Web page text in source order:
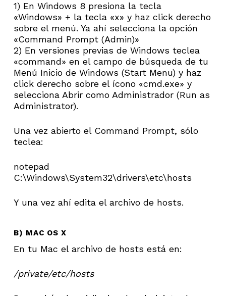
1) En Windows 8 presiona la tecla
«Windows» + la tecla «x» y haz click derecho
sobre el menú. Ya ahí selecciona la opción
«Command Prompt (Admin)»
2) En versiones previas de Windows teclea
«command» en el campo de búsqueda de tu
Menú Inicio de Windows (Start Menu) y haz
click derecho sobre el ícono «cmd.exe» y
selecciona Abrir como Administrador (Run as
Administrator).
Una vez abierto el Command Prompt, sólo
teclea:
notepad
C:\Windows\System32\drivers\etc\hosts
Y una vez ahí edita el archivo de hosts.
B) MAC OS X
En tu Mac el archivo de hosts está en:
/private/etc/hosts